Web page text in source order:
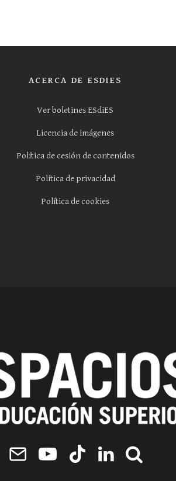
ACERCA DE ESDIES
Ver boletines ESdiES
Licencia de imágenes
Política de cesión de contenidos
Política de privacidad
Política de cookies